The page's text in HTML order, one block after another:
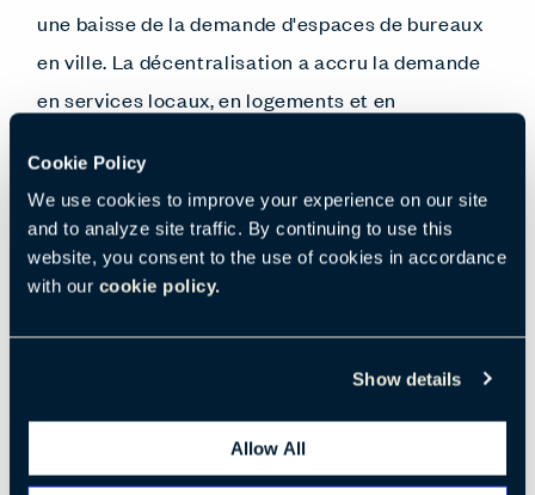
Cookie Policy
We use cookies to improve your experience on our site
and to analyze site traffic. By continuing to use this
website, you consent to the use of cookies in accordance
with our cookie policy.
Show details
Allow All
une baisse de la demande d'espaces de bureaux
en ville. La décentralisation a accru la demande
en services locaux, en logements et en
et les petites collectivités. En réponse, le marché
résidentiel s'adapte aux préférences des gens.
L'empreinte immobilière commerciale pourrait
également jouer un rôle dans les objectifs de
entraîne une réduction des déplacements
intelligente de l'énergie.